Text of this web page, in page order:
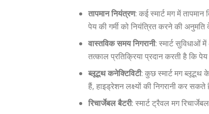
तापमान नियंत्रण: कई स्मार्ट मग में
पेय की गर्मी को नियंत्रित करने की अनुमति
वास्तविक समय निगरानी: स्मार्ट सुविधाओं
तत्काल प्रतिक्रिया प्रदान करती है कि पेय
ब्लूटूथ कनेक्टिविटी: कुछ स्मार्ट मग ब्लूटूथ
हैं, हाइड्रेशन लक्ष्यों की निगरानी कर
रिचार्जेबल बैटरी: स्मार्ट ट्रैवल मग